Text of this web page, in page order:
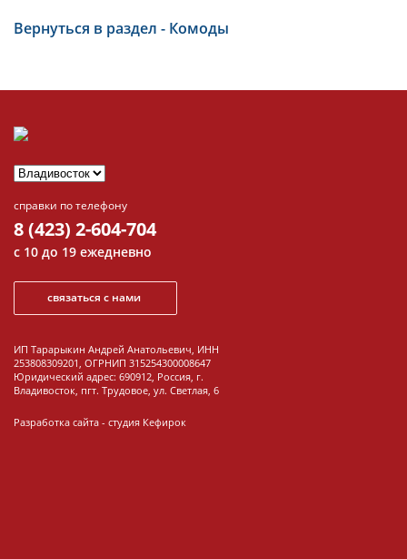
Вернуться в раздел - Комоды
справки по телефону
8 (423) 2-604-704
с 10 до 19 ежедневно
связаться с нами
ИП Тарарыкин Андрей Анатольевич, ИНН
253808309201, ОГРНИП 315254300008647
Юридический адрес: 690912, Россия, г.
Владивосток, пгт. Трудовое, ул. Светлая, 6
Разработка сайта - студия Кефирок